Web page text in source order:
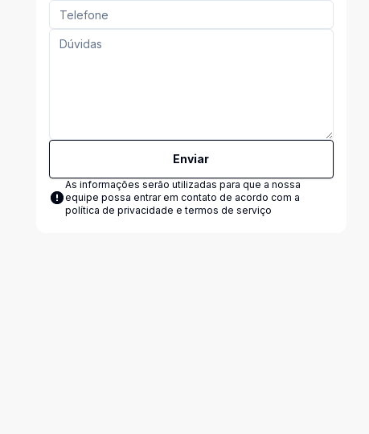
Enviar
As informações serão utilizadas para que a nossa
equipe possa entrar em contato de acordo com a
política de privacidade e termos de serviço